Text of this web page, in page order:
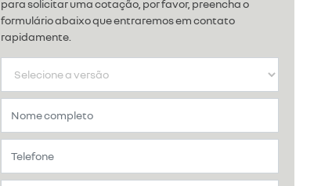
para solicitar uma cotação, por favor, preencha o
formulário abaixo que entraremos em contato
rapidamente.